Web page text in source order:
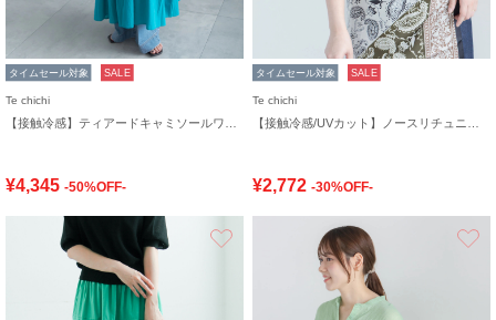
タイムセール対象 SALE
Te chichi
¥4,345 -50%OFF-
タイムセール対象 SALE
Te chichi
¥2,772 -30%OFF-